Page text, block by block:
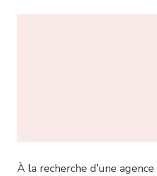
À la recherche d’une